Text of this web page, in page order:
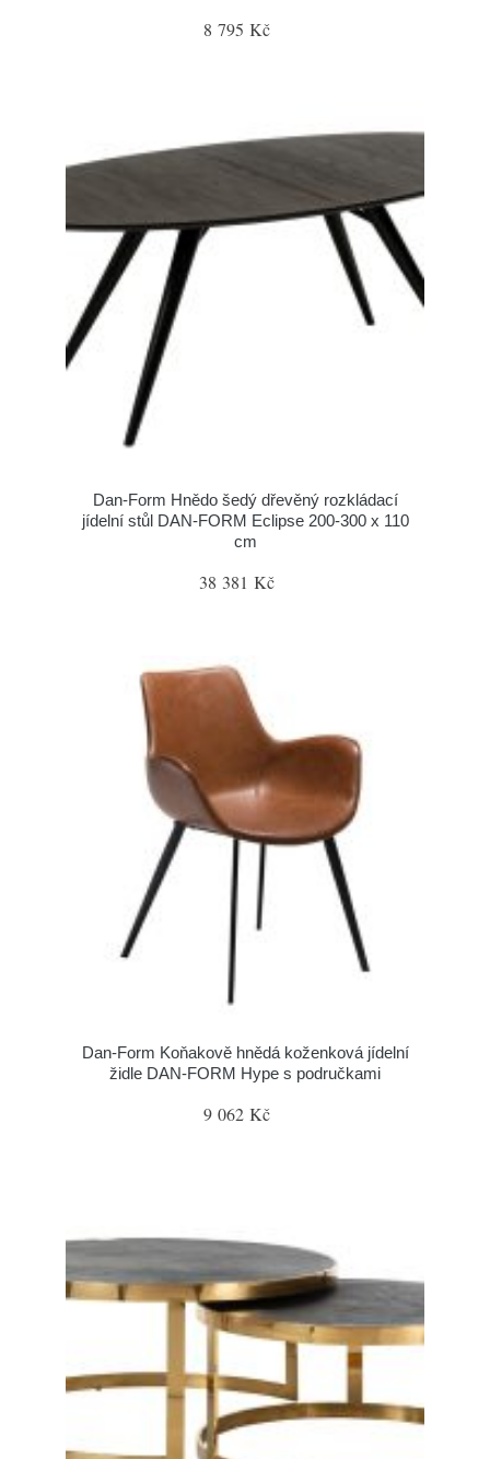
8 795 Kč
​​​​​Dan-Form Hnědo šedý dřevěný rozkládací
jídelní stůl DAN-FORM Eclipse 200-300 x 110
cm
38 381 Kč
​​​​​Dan-Form Koňakově hnědá koženková jídelní
židle DAN-FORM Hype s područkami
9 062 Kč